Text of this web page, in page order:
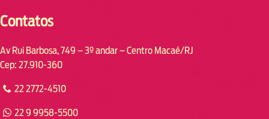
Contatos
Av Rui Barbosa, 749 – 3º andar – Centro Macaé/RJ
Cep: 27.910-360
22 2772-4510
22 9 9958-5500